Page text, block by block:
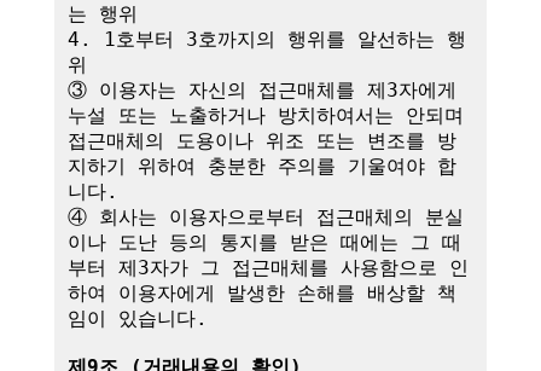
는 행위
4. 1호부터 3호까지의 행위를 알선하는 행
위
③ 이용자는 자신의 접근매체를 제3자에게
누설 또는 노출하거나 방치하여서는 안되며
접근매체의 도용이나 위조 또는 변조를 방
지하기 위하여 충분한 주의를 기울여야 합
니다.
④ 회사는 이용자으로부터 접근매체의 분실
이나 도난 등의 통지를 받은 때에는 그 때
부터 제3자가 그 접근매체를 사용함으로 인
하여 이용자에게 발생한 손해를 배상할 책
임이 있습니다.